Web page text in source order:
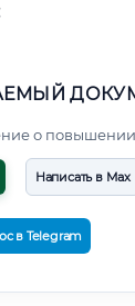
о
Написать в Max
в Telegram